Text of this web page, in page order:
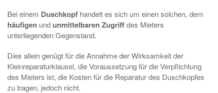
Bei einem Duschkopf handelt es sich um einen solchen, dem
häufigen und unmittelbarenZugriffdes Mieters
unterliegenden Gegenstand.
Dies allein genügt für die Annahme der Wirksamkeit der
Kleinreparaturklausel, die Voraussetzung für die Verpflichtung
des Mieters ist, die Kosten für die Reparatur des Duschkopfes
zu tragen, jedoch nicht.